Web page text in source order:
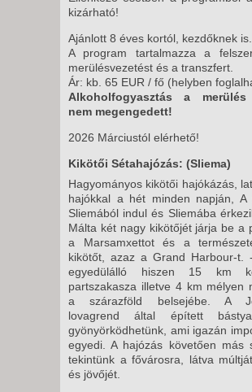
kizárható!
Ajánlott 8 éves kortól, kezdőknek is.
A program tartalmazza a
merülésvezetést és a transzfert.
Ár: kb. 65 EUR / fő (helyben
Alkoholfogyasztás a merülés
nem megengedett!
2026 Márciustól elérhető!
Kikötői Sétahajózás: (Sliema)
Hagyományos kikötői hajókázás,
hajókkal a hét minden napján, A
Sliemából indul és Sliemába
Málta két nagy kikötőjét járja be a
a Marsamxettot és a
kikötőt, azaz a Grand Harbour-t.
egyedülálló hiszen 15 km
partszakasza illetve 4 km mélyen
a szárazföld belsejébe. A
lovagrend által épített
gyönyörködhetünk, ami igazán
egyedi. A hajózás követően más
tekintünk a fővárosra, látva
és jövőjét.